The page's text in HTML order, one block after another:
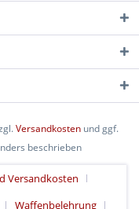
Versandkosten und ggf.
beschrieben
Versandkosten
Waffenbelehrung